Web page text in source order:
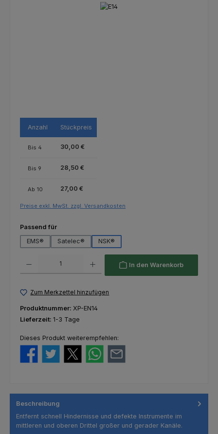
Anzahl Stückpreis
Bis 4 30,00 €
Bis 9 28,50 €
Ab 10 27,00 €
Preise exkl. MwSt. zzgl. Versandkosten
Passend fürauswählen
EMS®
Satelec® NSK®
In den Warenkorb
Zum Merkzettel hinzufügen
Produktnummer: XP-EN14
Lieferzeit: 1-3 Tage
Dieses Produkt weiterempfehlen:
Beschreibung
Entfernt schnell Hindernisse und defekte Instrumente im
mittleren und oberen Drittel großer und gerader Kanäle.